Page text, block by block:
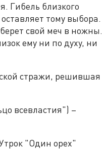
Гибель близкого
тому выбора.
свой меч в ножны.
ему ни по духу, ни
стражи, решившая
всевластия") –
"Один орех"